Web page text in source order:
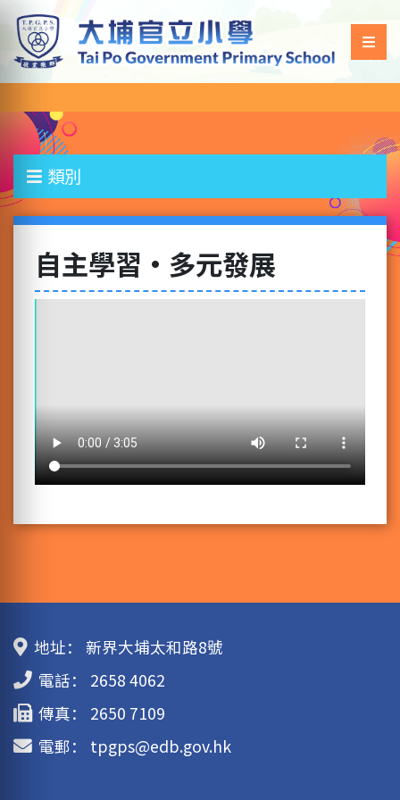
類別
自主學習•多元發展
地址：
新界大埔太和路8號
電話：
2658 4062
傳真：
2650 7109
電郵：
tpgps@edb.gov.hk